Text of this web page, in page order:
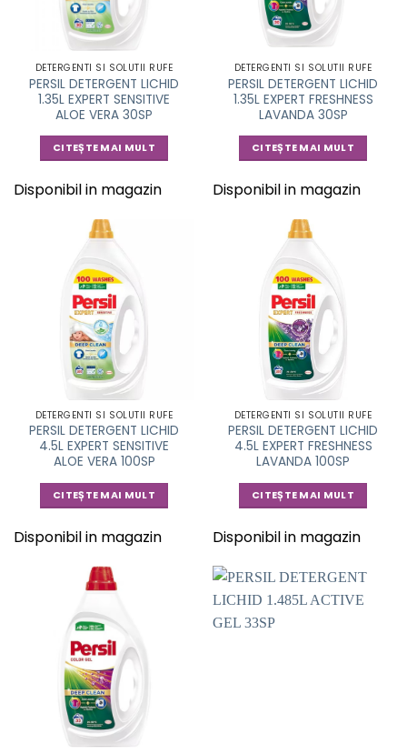
DETERGENTI SI SOLUTII RUFE
PERSIL DETERGENT LICHID
1.35L EXPERT SENSITIVE
ALOE VERA 30SP
CITEȘTE MAI MULT
Disponibil in magazin
DETERGENTI SI SOLUTII RUFE
PERSIL DETERGENT LICHID
1.35L EXPERT FRESHNESS
LAVANDA 30SP
CITEȘTE MAI MULT
Disponibil in magazin
DETERGENTI SI SOLUTII RUFE
PERSIL DETERGENT LICHID
4.5L EXPERT SENSITIVE
ALOE VERA 100SP
CITEȘTE MAI MULT
Disponibil in magazin
DETERGENTI SI SOLUTII RUFE
PERSIL DETERGENT LICHID
4.5L EXPERT FRESHNESS
LAVANDA 100SP
CITEȘTE MAI MULT
Disponibil in magazin